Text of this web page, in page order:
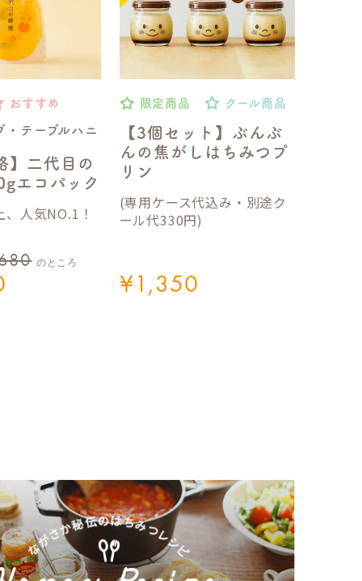
おすすめ
・テーブルハニ
】二代目の
エコパック
人気NO.1！
のところ
限定商品 クール商品
【3個セット】ぶんぶ
んの焦がしはちみつプ
リン
(専用ケース代込み・別途ク
ール代330円)
¥1,350